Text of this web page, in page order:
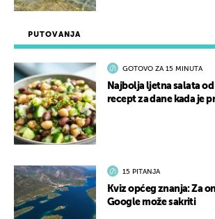
PUTOVANJA
GOTOVO ZA 15 MINUTA
Najbolja ljetna salata
recept za dane kada je
15 PITANJA
Kviz općeg znanja: Za
Google može sakriti